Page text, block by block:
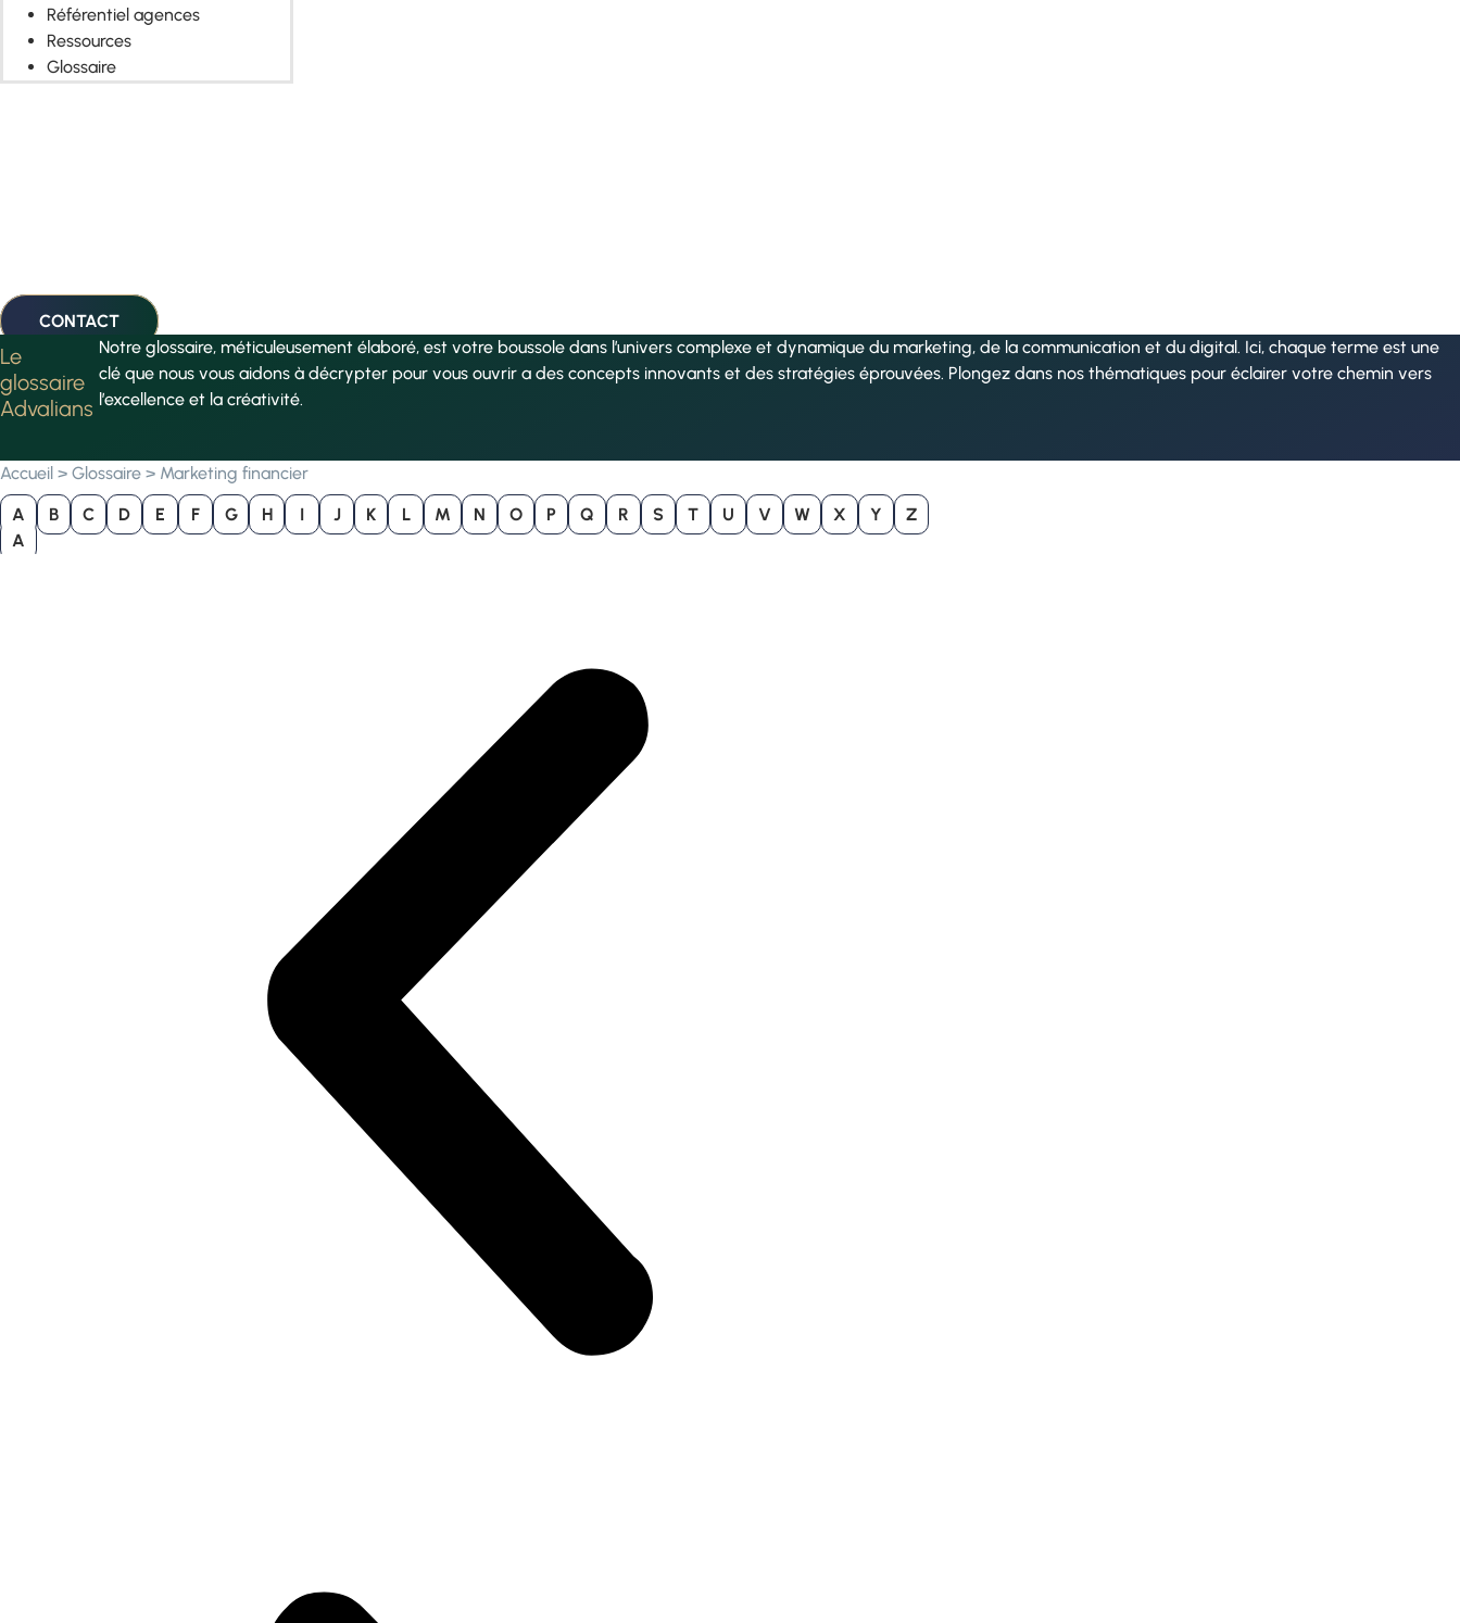
Référentiel agences
Ressources
Glossaire
CONTACT
Le
glossaire
Advalians
Notre glossaire, méticuleusement élaboré, est votre boussole dans l’univers complexe et dynamique du marketing, de la communication et du digital. Ici, chaque terme est une
clé que nous vous aidons à décrypter pour vous ouvrir a des concepts innovants et des stratégies éprouvées. Plongez dans nos thématiques pour éclairer votre chemin vers
l’excellence et la créativité.
Accueil > Glossaire > Marketing financier
A B C D E F G H I J K L M N O P Q R S T U V W X Y
Z
A